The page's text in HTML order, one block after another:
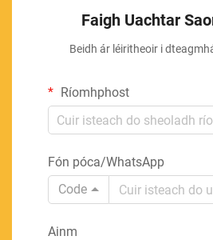
Faigh Uachtar
Beidh ár léiritheoir i
Ríomhphost
Fón póca/WhatsApp
Code
Ainm